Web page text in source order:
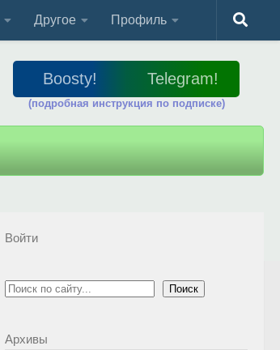
Другое Профиль
Boosty! Telegram!
(подробная инструкция по подписке)
Войти
Поиск Поиск
Архивы